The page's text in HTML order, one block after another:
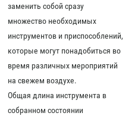
заменить собой сразу
множество необходимых
инструментов и приспособлений,
которые могут понадобиться во
время различных мероприятий
на свежем воздухе.
Общая длина инструмента в
собранном состоянии